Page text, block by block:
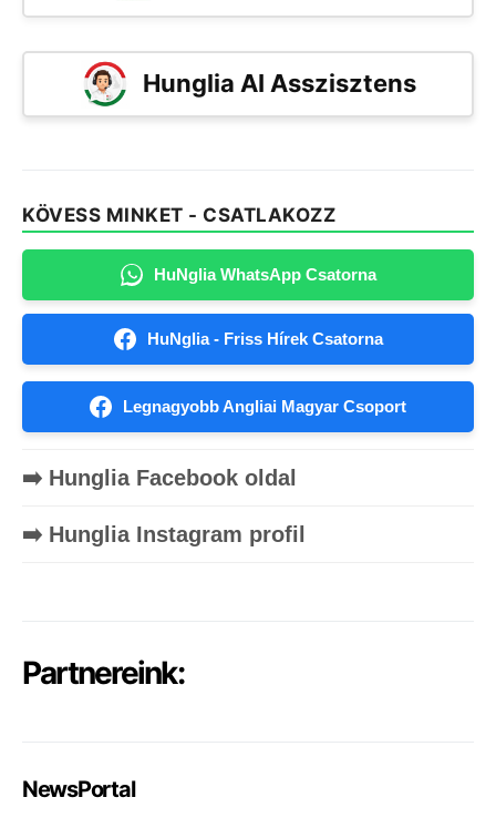
Hunglia AI Asszisztens
KÖVESS MINKET - CSATLAKOZZ
HuNglia WhatsApp Csatorna
HuNglia - Friss Hírek Csatorna
Legnagyobb Angliai Magyar Csoport
➡️ Hunglia Facebook oldal
➡️ Hunglia Instagram profil
Partnereink:
NewsPortal